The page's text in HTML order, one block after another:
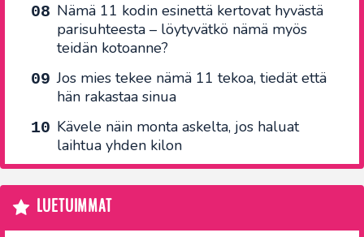
Nämä 11 kodin esinettä kertovat hyvästä
parisuhteesta – löytyvätkö nämä myös
teidän kotoanne?
Jos mies tekee nämä 11 tekoa, tiedät että
hän rakastaa sinua
Kävele näin monta askelta, jos haluat
laihtua yhden kilon
LUETUIMMAT